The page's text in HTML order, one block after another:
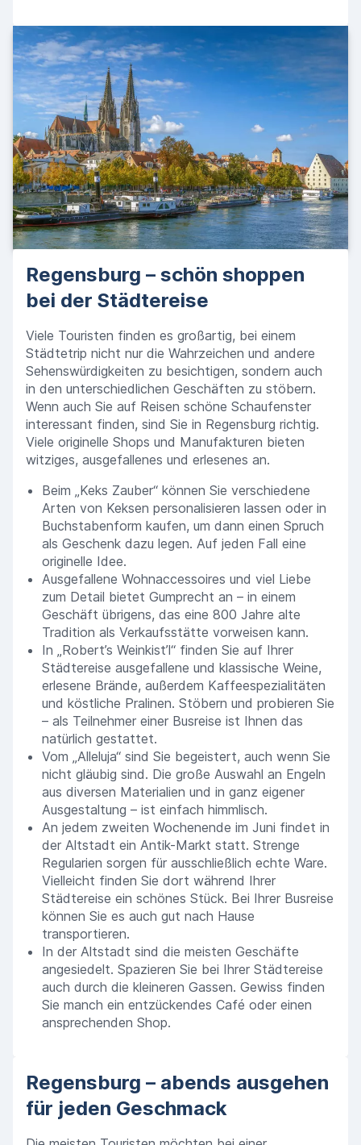
Regensburg – schön shoppen
bei der Städtereise
Viele Touristen finden es großartig, bei einem
Städtetrip nicht nur die Wahrzeichen und andere
Sehenswürdigkeiten zu besichtigen, sondern auch
in den unterschiedlichen Geschäften zu stöbern.
Wenn auch Sie auf Reisen schöne Schaufenster
interessant finden, sind Sie in Regensburg richtig.
Viele originelle Shops und Manufakturen bieten
witziges, ausgefallenes und erlesenes an.
Beim „Keks Zauber“ können Sie verschiedene
Arten von Keksen personalisieren lassen oder in
Buchstabenform kaufen, um dann einen Spruch
als Geschenk dazu legen. Auf jeden Fall eine
originelle Idee.
Ausgefallene Wohnaccessoires und viel Liebe
zum Detail bietet Gumprecht an – in einem
Geschäft übrigens, das eine 800 Jahre alte
Tradition als Verkaufsstätte vorweisen kann.
In „Robert’s Weinkist’l“ finden Sie auf Ihrer
Städtereise ausgefallene und klassische Weine,
erlesene Brände, außerdem Kaffeespezialitäten
und köstliche Pralinen. Stöbern und probieren Sie
– als Teilnehmer einer Busreise ist Ihnen das
natürlich gestattet.
Vom „Alleluja“ sind Sie begeistert, auch wenn Sie
nicht gläubig sind. Die große Auswahl an Engeln
aus diversen Materialien und in ganz eigener
Ausgestaltung – ist einfach himmlisch.
An jedem zweiten Wochenende im Juni findet in
der Altstadt ein Antik-Markt statt. Strenge
Regularien sorgen für ausschließlich echte Ware.
Vielleicht finden Sie dort während Ihrer
Städtereise ein schönes Stück. Bei Ihrer Busreise
können Sie es auch gut nach Hause
transportieren.
In der Altstadt sind die meisten Geschäfte
angesiedelt. Spazieren Sie bei Ihrer Städtereise
auch durch die kleineren Gassen. Gewiss finden
Sie manch ein entzückendes Café oder einen
ansprechenden Shop.
Regensburg – abends ausgehen
für jeden Geschmack